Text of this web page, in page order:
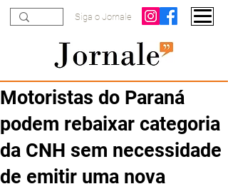
Siga o Jornale
Motoristas do Paraná
podem rebaixar categoria
da CNH sem necessidade
de emitir uma nova